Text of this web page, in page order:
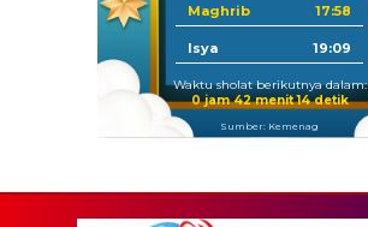
Maghrib 17:58
Isya 19:09
Waktu sholat berikutnya dalam:
0 jam 42 menit 12 detik
Sumber: Kemenag